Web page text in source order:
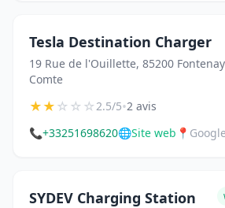
Tesla Destination Charger
19 Rue de l'Ouillette, 85200
Comte
★★☆☆☆2.5/5•2 avis
📞+33251698620🌐Site web 📍
SYDEV Charging Station